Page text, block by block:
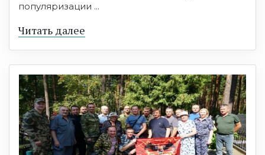
популяризации ...
Читать далее